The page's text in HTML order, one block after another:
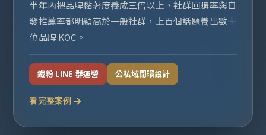
半年內把品牌黏著度養成三倍以上，社群回購率與自
發推薦率都明顯高於一般社群，上百個話題養出數十
位品牌 KOC。
鐵粉 LINE 群運營 公私域閉環設計
看完整案例